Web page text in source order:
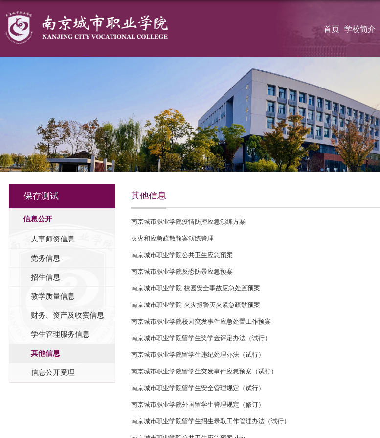
首页 学校简介
保存测试
信息公开
人事师资信息
党务信息
招生信息
教学质量信息
财务、资产及收费信息
学生管理服务信息
其他信息
信息公开受理
其他信息
南京城市职业学院疫情防控应急演练方案
灭火和应急疏散预案演练管理
南京城市职业学院公共卫生应急预案
南京城市职业学院反恐防暴应急预案
南京城市职业学院 校园安全事故应急处置预案
南京城市职业学院 火灾报警灭火紧急疏散预案
南京城市职业学院校园突发事件应急处置工作预案
南京城市职业学院留学生奖学金评定办法（试行）
南京城市职业学院留学生违纪处理办法（试行）
南京城市职业学院留学生突发事件应急预案（试行）
南京城市职业学院留学生安全管理规定（试行）
南京城市职业学院外国留学生管理规定（修订）
南京城市职业学院留学生招生录取工作管理办法（试行）